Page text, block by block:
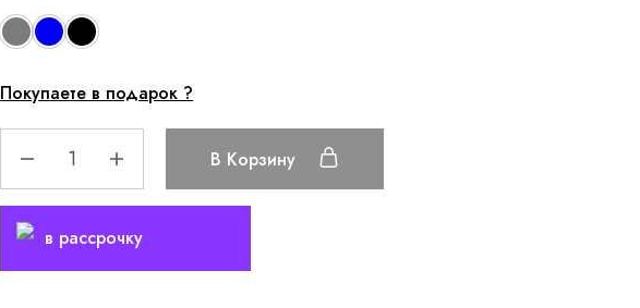
Покупаете в подарок ?
В Корзину
в рассрочку